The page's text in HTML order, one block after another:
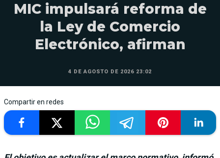
MIC impulsará reforma de
la Ley de Comercio
Electrónico, afirman
4 DE AGOSTO DE 2026 23:02
Compartir en redes